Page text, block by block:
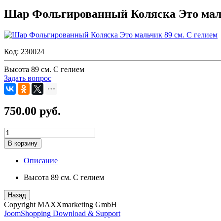
Шар Фольгированный Коляска Это
Код: 230024
Высота 89 см. С гелием
Задать вопрос
750.00 руб.
В корзину
Описание
Высота 89 см. С гелием
Назад
Copyright MAXXmarketing GmbH
JoomShopping Download & Support